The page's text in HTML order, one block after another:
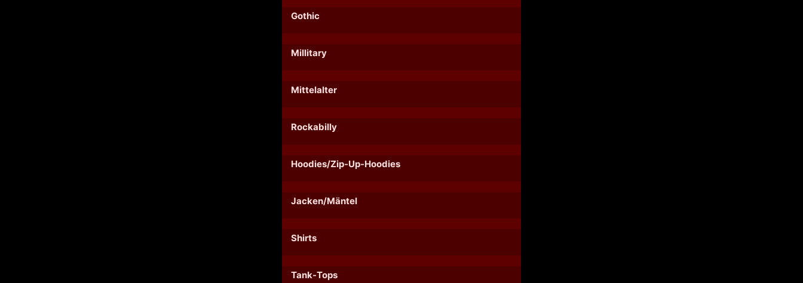
Gothic
Millitary
Mittelalter
Rockabilly
Hoodies/Zip-Up-Hoodies
Jacken/Mäntel
Shirts
Tank-Tops